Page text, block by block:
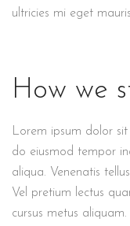
ultricies mi eget
How we
Lorem ipsum dolor
do eiusmod tempor
aliqua. Venenatis
Vel pretium lectus
cursus metus